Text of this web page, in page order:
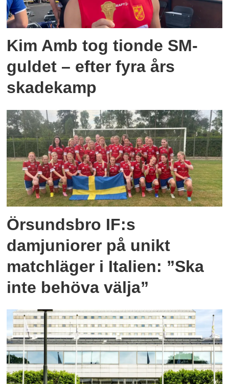
Kim Amb tog tionde SM-
guldet – efter fyra års
skadekamp
Örsundsbro IF:s
damjuniorer på unikt
matchläger i Italien: ”Ska
inte behöva välja”